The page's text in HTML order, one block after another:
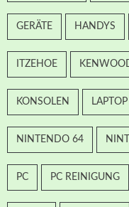
GERÄTE HANDYS
ITZEHOE
KONSOLEN LAPTOP
NINTENDO 64
PC PC REINIGUNG